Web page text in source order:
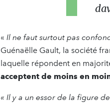
« Il ne faut surtout pas
Guénaëlle Gault, la société
laquelle répondent en
acceptent de moins en
« Il y a un essor de la figure